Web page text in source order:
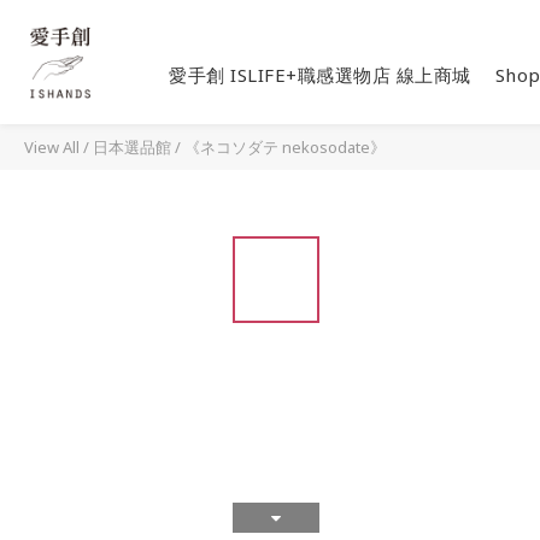
愛手創 ISLIFE+職感選物店 線上商城
View All / 日本選品館/ 《ネコソダテ nekosodate》